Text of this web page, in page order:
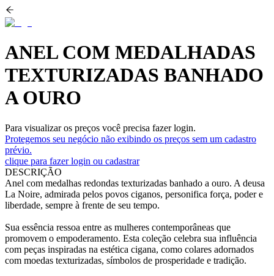
ANEL COM MEDALHADAS
TEXTURIZADAS BANHADO
A OURO
Para visualizar os preços você precisa fazer login.
Protegemos seu negócio não exibindo os preços sem um cadastro
prévio.
clique para fazer login ou cadastrar
DESCRIÇÃO
Anel com medalhas redondas texturizadas banhado a ouro. A deusa
La Noire, admirada pelos povos ciganos, personifica força, poder e
liberdade, sempre à frente de seu tempo.
Sua essência ressoa entre as mulheres contemporâneas que
promovem o empoderamento. Esta coleção celebra sua influência
com peças inspiradas na estética cigana, como colares adornados
com moedas texturizadas, símbolos de prosperidade e tradição.